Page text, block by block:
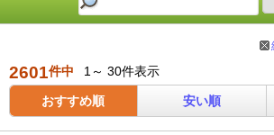
2601件中 1～ 30件表示
おすすめ順 安い順